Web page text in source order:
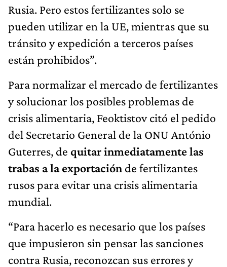
Rusia. Pero estos fertilizantes solo se
pueden utilizar en la UE, mientras que su
tránsito y expedición a terceros países
están prohibidos”.
Para normalizar el mercado de fertilizantes
y solucionar los posibles problemas de
crisis alimentaria, Feoktistov citó el pedido
del Secretario General de la ONU António
Guterres, de quitar inmediatamente las
trabas a la exportación de fertilizantes
rusos para evitar una crisis alimentaria
mundial.
“Para hacerlo es necesario que los países
que impusieron sin pensar las sanciones
contra Rusia, reconozcan sus errores y